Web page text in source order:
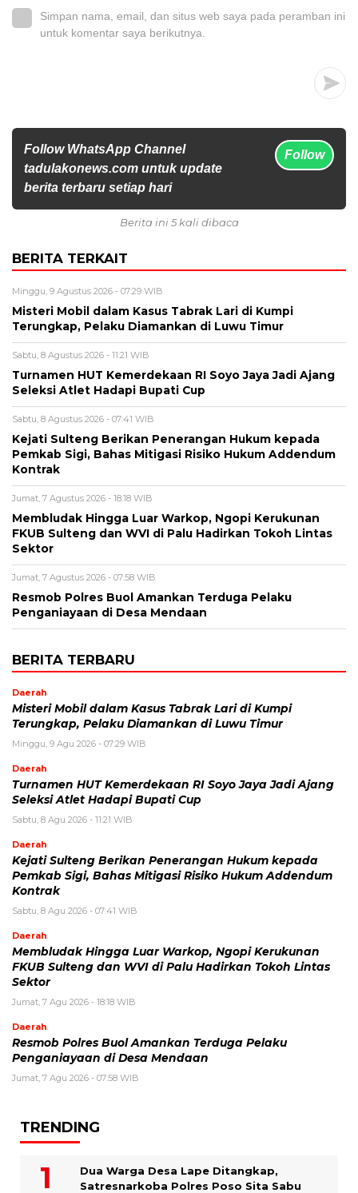
Simpan nama, email, dan situs web saya pada peramban ini
untuk komentar saya berikutnya.
Follow WhatsApp Channel
tadulakonews.com untuk update
berita terbaru setiap hari
Follow
Berita ini 5 kali dibaca
BERITA TERKAIT
Minggu, 9 Agustus 2026 - 07:29 WIB
Misteri Mobil dalam Kasus Tabrak Lari di Kumpi
Terungkap, Pelaku Diamankan di Luwu Timur
Sabtu, 8 Agustus 2026 - 11:21 WIB
Turnamen HUT Kemerdekaan RI Soyo Jaya Jadi Ajang
Seleksi Atlet Hadapi Bupati Cup
Sabtu, 8 Agustus 2026 - 07:41 WIB
Kejati Sulteng Berikan Penerangan Hukum kepada
Pemkab Sigi, Bahas Mitigasi Risiko Hukum Addendum
Kontrak
Jumat, 7 Agustus 2026 - 18:18 WIB
Membludak Hingga Luar Warkop, Ngopi Kerukunan
FKUB Sulteng dan WVI di Palu Hadirkan Tokoh Lintas
Sektor
Jumat, 7 Agustus 2026 - 07:58 WIB
Resmob Polres Buol Amankan Terduga Pelaku
Penganiayaan di Desa Mendaan
BERITA TERBARU
Daerah
Misteri Mobil dalam Kasus Tabrak Lari di Kumpi
Terungkap, Pelaku Diamankan di Luwu Timur
Minggu, 9 Agu 2026 - 07:29 WIB
Daerah
Turnamen HUT Kemerdekaan RI Soyo Jaya Jadi Ajang
Seleksi Atlet Hadapi Bupati Cup
Sabtu, 8 Agu 2026 - 11:21 WIB
Daerah
Kejati Sulteng Berikan Penerangan Hukum kepada
Pemkab Sigi, Bahas Mitigasi Risiko Hukum Addendum
Kontrak
Sabtu, 8 Agu 2026 - 07:41 WIB
Daerah
Membludak Hingga Luar Warkop, Ngopi Kerukunan
FKUB Sulteng dan WVI di Palu Hadirkan Tokoh Lintas
Sektor
Jumat, 7 Agu 2026 - 18:18 WIB
Daerah
Resmob Polres Buol Amankan Terduga Pelaku
Penganiayaan di Desa Mendaan
Jumat, 7 Agu 2026 - 07:58 WIB
TRENDING
Dua Warga Desa Lape Ditangkap,
Satresnarkoba Polres Poso Sita Sabu